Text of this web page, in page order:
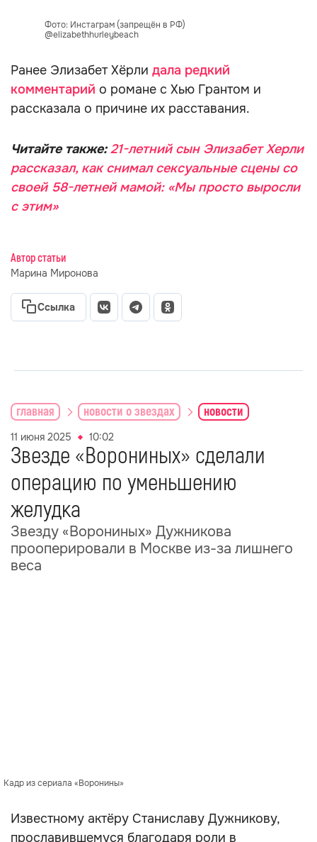
Фото: Инстаграм (запрещён в РФ)
@elizabethhurleybeach
Ранее Элизабет Хёрли дала редкий
комментарий о романе с Хью Грантом и
рассказала о причине их расставания.
Читайте также:21-летний сын Элизабет Херли
рассказал, как снимал сексуальные сцены со
своей 58-летней мамой: «Мы просто выросли
с этим»
Автор статьи
Марина Миронова
Ссылка
главная новости о звездах новости
11 июня 2025 10:02
Звезде «Ворониных» сделали
операцию по уменьшению
желудка
Звезду «Ворониных» Дужникова
прооперировали в Москве из-за лишнего
веса
Кадр из сериала «Воронины»
Известному актёру Станиславу Дужникову,
прославившемуся благодаря роли в